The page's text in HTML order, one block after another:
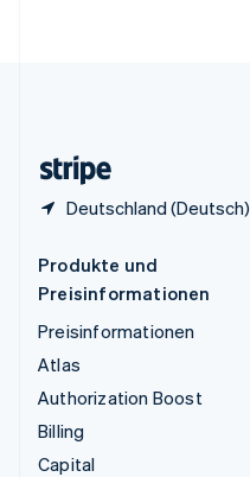
Deutschland (Deutsch)
Produkte und
Preisinformationen
Preisinformationen
Atlas
Authorization Boost
Billing
Capital